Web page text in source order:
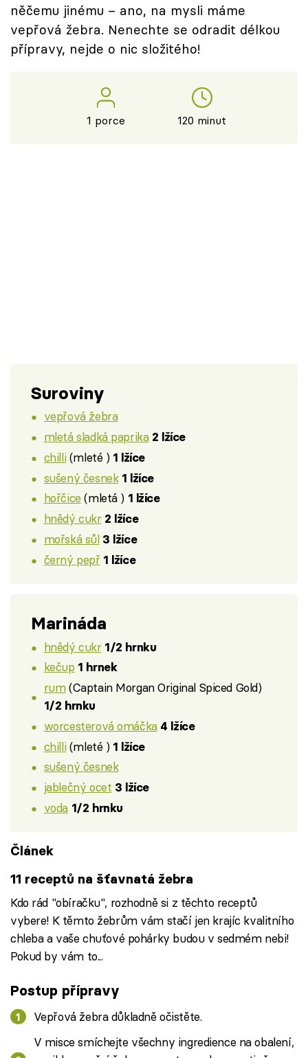
Přihlášení
něčemu jinému – ano, na mysli máme
vepřová žebra. Nenechte se odradit délkou
přípravy, nejde o nic složitého!
1 porce 120 minut
Suroviny
vepřová žebra
mletá sladká paprika 2 lžíce
chilli(mleté ) 1 lžíce
sušený česnek 1 lžíce
hořčice (mletá ) 1 lžíce
hnědý cukr 2 lžíce
mořská sůl 3 lžíce
černý pepř 1 lžíce
Marináda
hnědý cukr 1/2 hrnku
kečup 1 hrnek
rum(Captain Morgan Original Spiced Gold)
1/2 hrnku
worcesterová omáčka 4 lžíce
chilli(mleté ) 1 lžíce
sušený česnek
jablečný ocet 3 lžíce
voda 1/2 hrnku
Článek
11 receptů na šťavnatá žebra
Kdo rád "obíračku", rozhodně si z těchto receptů
vybere! K těmto žebrům vám stačí jen krajíc kvalitního
chleba a vaše chuťové pohárky budou v sedmém nebi!
Pokud by vám to...
Postup přípravy
Vepřová žebra důkladně očistěte.
V misce smíchejte všechny ingredience na obalení,